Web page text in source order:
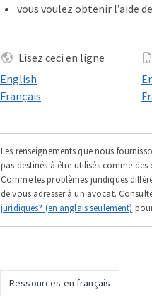
vous voulez obtenir l’aide
Lisez ceci en ligne
Read this online in
English
Lisez ceci en ligne
Français
Les renseignements que nous
pas destinés à être utilisés comme
Comme les problèmes juridiques
de vous adresser à un avocat.
juridiques? (en anglais seulement)
Ressources en français